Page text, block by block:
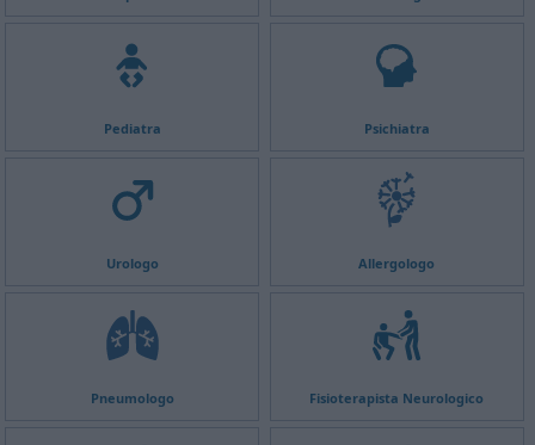
Pediatra Psichiatra
Urologo Allergologo
Pneumologo Fisioterapista Neurologico